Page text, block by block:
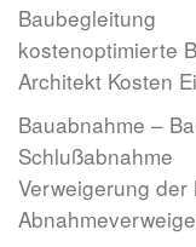
Baubegleitung
kostenoptimierte
Architekt Kosten
Bauabnahme –
Schlußabnahme
Verweigerung